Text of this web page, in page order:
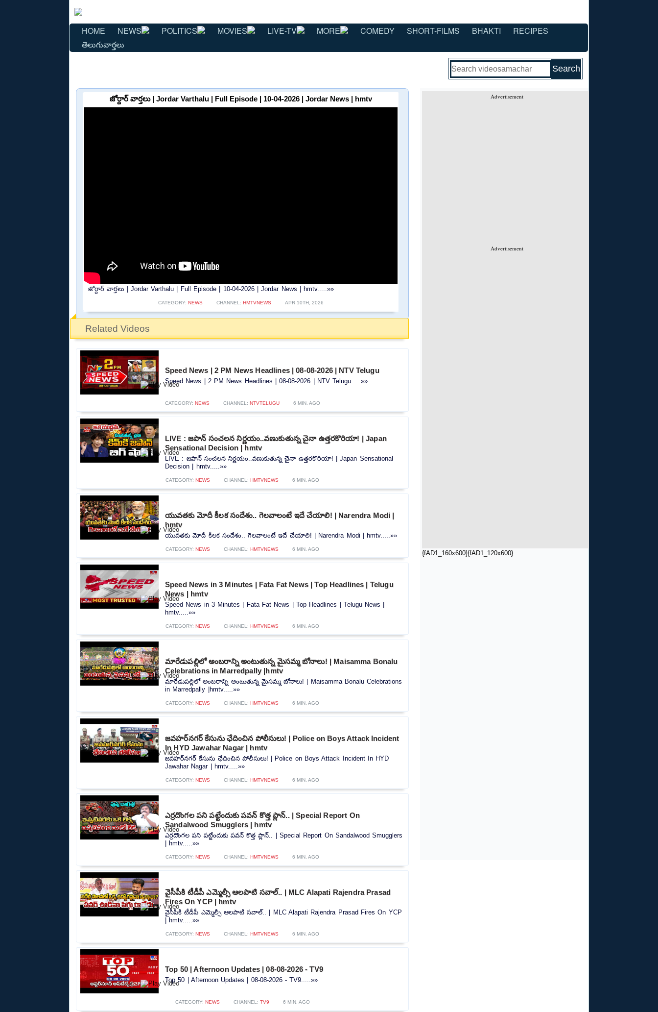
HOME NEWS POLITICS MOVIES LIVE-TV MORE COMEDY SHORT-FILMS BHAKTI
RECIPES
తెలుగువార్తలు
Advertisement
Advertisement
{fAD1_160x600}{fAD1_120x600}
జోర్దార్ వార్తలు | Jordar Varthalu | Full Episode | 10-04-2026 | Jordar News | hmtv
జోర్దార్ వార్తలు | Jordar Varthalu | Full Episode | 10-04-2026 | Jordar News | hmtv.....»»
CATEGORY: NEWS CHANNEL: HMTVNEWS APR 10TH, 2026
Related Videos
Speed News | 2 PM News Headlines | 08-08-2026 | NTV Telugu
Speed News | 2 PM News Headlines | 08-08-2026 | NTV Telugu.....»»
CATEGORY: NEWS CHANNEL: NTVTELUGU 6 MIN. AGO
LIVE : జపాన్ సంచలన నిర్ణయం..వణుకుతున్న చైనా ఉత్తరకొరియా! | Japan
Sensational Decision | hmtv
LIVE : జపాన్ సంచలన నిర్ణయం..వణుకుతున్న చైనా ఉత్తరకొరియా! | Japan Sensational
Decision | hmtv.....»»
CATEGORY: NEWS CHANNEL: HMTVNEWS 6 MIN. AGO
యువతకు మోదీ కీలక సందేశం.. గెలవాలంటే ఇదే చేయాలి! | Narendra Modi |
hmtv
యువతకు మోదీ కీలక సందేశం.. గెలవాలంటే ఇదే చేయాలి! | Narendra Modi | hmtv.....»»
CATEGORY: NEWS CHANNEL: HMTVNEWS 6 MIN. AGO
Speed News in 3 Minutes | Fata Fat News | Top Headlines | Telugu
News | hmtv
Speed News in 3 Minutes | Fata Fat News | Top Headlines | Telugu News |
hmtv.....»»
CATEGORY: NEWS CHANNEL: HMTVNEWS 6 MIN. AGO
మారేడుపల్లిలో అంబరాన్ని అంటుతున్న మైసమ్మ బోనాలు! | Maisamma Bonalu
Celebrations in Marredpally |hmtv
మారేడుపల్లిలో అంబరాన్ని అంటుతున్న మైసమ్మ బోనాలు! | Maisamma Bonalu Celebrations
in Marredpally |hmtv.....»»
CATEGORY: NEWS CHANNEL: HMTVNEWS 6 MIN. AGO
జవహర్‌నగర్ కేసును ఛేదించిన పోలీసులు! | Police on Boys Attack Incident
In HYD Jawahar Nagar | hmtv
జవహర్‌నగర్ కేసును ఛేదించిన పోలీసులు! | Police on Boys Attack Incident In HYD
Jawahar Nagar | hmtv.....»»
CATEGORY: NEWS CHANNEL: HMTVNEWS 6 MIN. AGO
ఎర్రదొంగల పని పట్టేందుకు పవన్ కొత్త ప్లాన్.. | Special Report On
Sandalwood Smugglers | hmtv
ఎర్రదొంగల పని పట్టేందుకు పవన్ కొత్త ప్లాన్.. | Special Report On Sandalwood Smugglers
| hmtv.....»»
CATEGORY: NEWS CHANNEL: HMTVNEWS 6 MIN. AGO
వైసీపీకి టీడీపీ ఎమ్మెల్సీ ఆలపాటి సవాల్.. | MLC Alapati Rajendra Prasad
Fires On YCP | hmtv
వైసీపీకి టీడీపీ ఎమ్మెల్సీ ఆలపాటి సవాల్.. | MLC Alapati Rajendra Prasad Fires On YCP
| hmtv.....»»
CATEGORY: NEWS CHANNEL: HMTVNEWS 6 MIN. AGO
Top 50 | Afternoon Updates | 08-08-2026 - TV9
Top 50 | Afternoon Updates | 08-08-2026 - TV9.....»»
CATEGORY: NEWS CHANNEL: TV9 6 MIN. AGO